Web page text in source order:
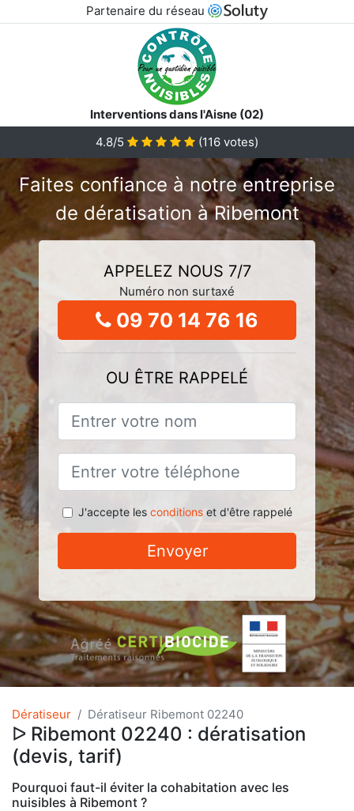
Partenaire du réseau
Interventions dans l'Aisne (02)
4.8/5
(116 votes)
Faites confiance à notre entreprise
de dératisation à Ribemont
APPELEZ NOUS 7/7
Numéro non surtaxé
09 70 14 76 16
OU ÊTRE RAPPELÉ
J'accepte les conditionset d'être rappelé
Envoyer
Dératiseur Dératiseur Ribemont 02240
ᐅ Ribemont 02240 : dératisation
(devis, tarif)
Pourquoi faut-il éviter la cohabitation avec les
nuisibles à Ribemont ?